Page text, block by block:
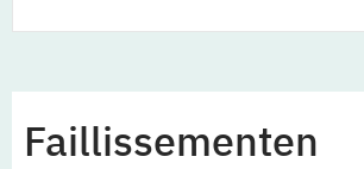
Faillissementen